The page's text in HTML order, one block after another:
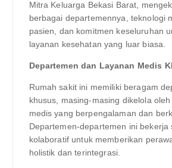
Mitra Keluarga Bekasi Barat,
berbagai departemennya, teknologi
pasien, dan komitmen keseluruhan
layanan kesehatan yang luar biasa.
Departemen dan Layanan Medis
Rumah sakit ini memiliki beragam
khusus, masing-masing dikelola
medis yang berpengalaman dan
Departemen-departemen ini bekerja
kolaboratif untuk memberikan
holistik dan terintegrasi.